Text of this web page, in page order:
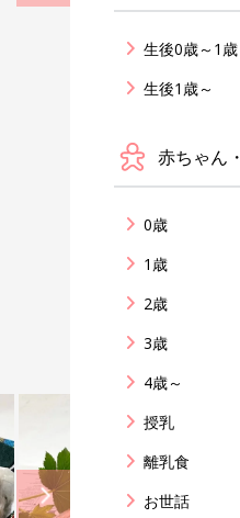
生後0歳～1歳
生後1歳～
赤ちゃん
0歳
1歳
2歳
3歳
4歳～
授乳
離乳食
お世話